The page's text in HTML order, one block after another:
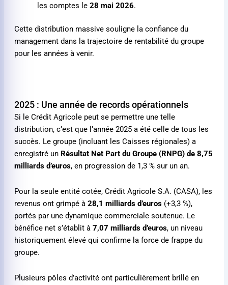
les comptes le28 mai 2026.
Cette distribution massive souligne la confiance du
management dans la trajectoire de rentabilité du groupe
pour les années à venir.
2025 : Une année de records opérationnels
Si le Crédit Agricole peut se permettre une telle
distribution, c’est que l’année 2025 a été celle de tous les
succès. Le groupe (incluant les Caisses régionales) a
enregistré un Résultat Net Part du Groupe (RNPG) de 8,75
milliards d’euros, en progression de 1,3 % sur un an.
Pour la seule entité cotée, Crédit Agricole S.A. (CASA), les
revenus ont grimpé à28,1 milliards d’euros (+3,3 %),
portés par une dynamique commerciale soutenue. Le
bénéfice net s’établit à7,07 milliards d’euros, un niveau
historiquement élevé qui confirme la force de frappe du
groupe.
Plusieurs pôles d’activité ont particulièrement brillé en